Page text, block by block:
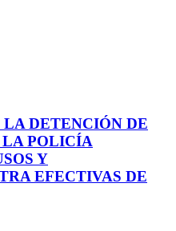
DETENCIÓN DE
LA POLICÍA
Y
EFECTIVAS DE